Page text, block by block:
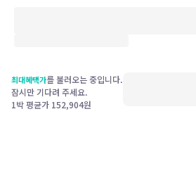
최대혜택가를 불러오는 중입니다.
잠시만 기다려 주세요.
1박 평균가 152,904원